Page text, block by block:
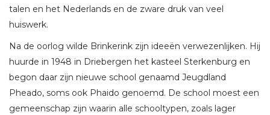
talen en het Nederlands en de zware druk van veel
huiswerk.
Na de oorlog wilde Brinkerink zijn ideeën verwezenlijken. Hij
huurde in 1948 in Driebergen het kasteel Sterkenburg en
begon daar zijn nieuwe school genaamd Jeugdland
Pheado, soms ook Phaido genoemd. De school moest een
gemeenschap zijn waarin alle schooltypen, zoals lager